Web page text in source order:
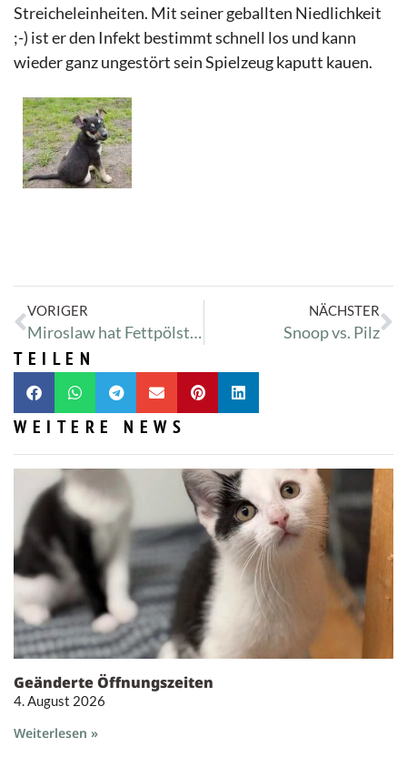
Streicheleinheiten. Mit seiner geballten Niedlichkeit
;-) ist er den Infekt bestimmt schnell los und kann
wieder ganz ungestört sein Spielzeug kaputt kauen.
VORIGER
Miroslaw hat Fettpölsterchen
NÄCHSTER
Snoop vs. Pilz
TEILEN
WEITERE NEWS
Geänderte Öffnungszeiten
4. August 2026
Weiterlesen »